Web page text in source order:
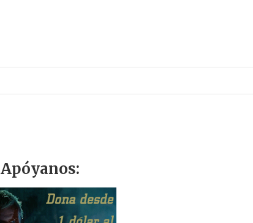
Apóyanos: